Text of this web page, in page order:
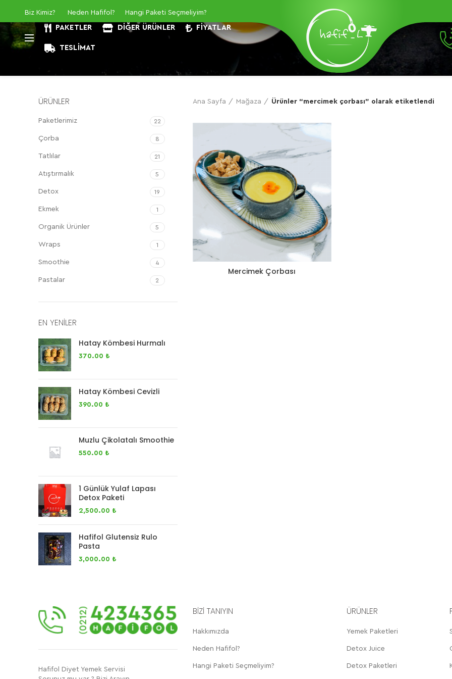
Biz Kimiz? Neden Hafifol? Hangi Paketi Seçmeliyim?
PAKETLER DIĞER ÜRÜNLER FIYATLAR
TESLIMAT
ÜRÜNLER
Paketlerimiz 22
Çorba 8
Tatlılar 21
Atıştırmalık 5
Detox 19
Ekmek 1
Organik Ürünler 5
Wraps 1
Smoothie 4
Pastalar 2
EN YENILER
Hatay Kömbesi Hurmalı
370.00 ₺
Hatay Kömbesi Cevizli
390.00 ₺
Muzlu Çikolatalı Smoothie
550.00 ₺
1 Günlük Yulaf Lapası
Detox Paketi
2,500.00 ₺
Hafifol Glutensiz Rulo
Pasta
3,000.00 ₺
Ana Sayfa Mağaza Ürünler “mercimek çorbası” olarak etiketlendi
Mercimek Çorbası
Hafifol Diyet Yemek Servisi
BİZİ TANIYIN
Hakkımızda
Neden Hafifol?
Hangi Paketi Seçmeliyim?
ÜRÜNLER
Yemek Paketleri
Detox Juice
Detox Paketleri